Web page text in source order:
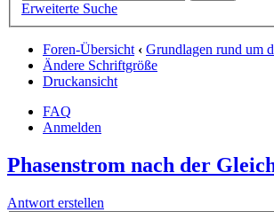
Erweiterte Suche
Foren-Übersicht ‹ Grundlagen rund um
Ändere Schriftgröße
Druckansicht
FAQ
Anmelden
Phasenstrom nach der
Antwort erstellen